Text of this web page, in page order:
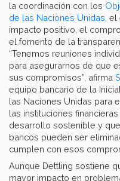
la coordinación con los
de las Naciones Unidas ,
impacto positivo, el
el fomento de la
“Tenemos reuniones
para asegurarnos de que
sus compromisos”, afirma
equipo bancario de la
las Naciones Unidas para
las instituciones
desarrollo sostenible y
bancos pueden ser
cumplen con esos
Aunque Dettling sostiene
mayor impacto en